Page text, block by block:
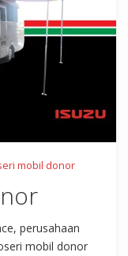
mobil donor
perusahaan
mobil donor